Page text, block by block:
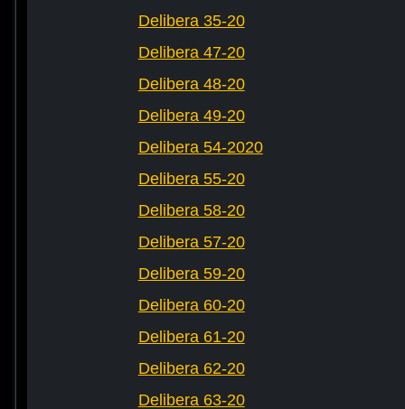
Delibera 35-20
Delibera 47-20
Delibera 48-20
Delibera 49-20
Delibera 54-2020
Delibera 55-20
Delibera 58-20
Delibera 57-20
Delibera 59-20
Delibera 60-20
Delibera 61-20
Delibera 62-20
Delibera 63-20